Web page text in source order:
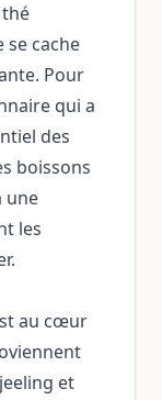
cache
Pour
qui a
des
boissons
une
les
au cœur
et